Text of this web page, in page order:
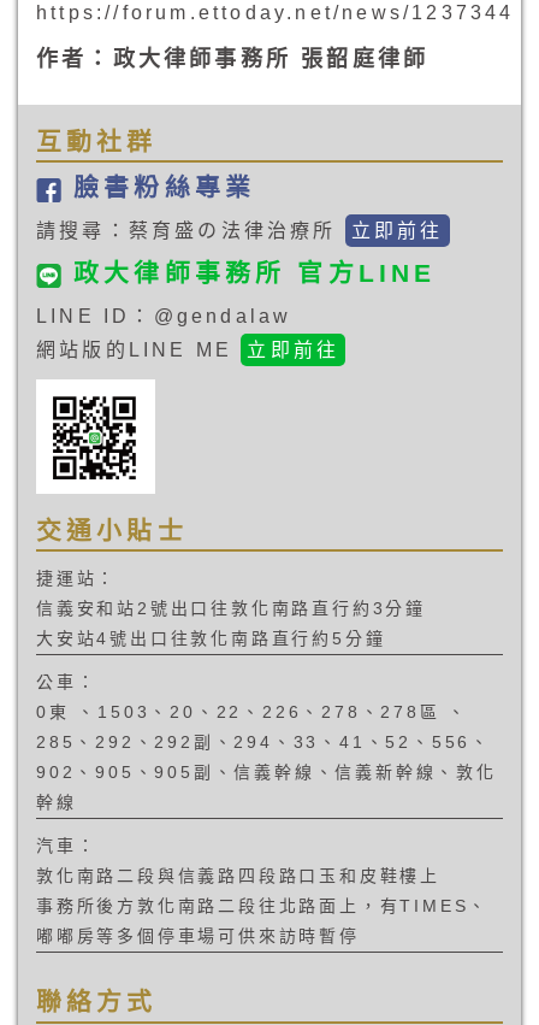
https://forum.ettoday.net/news/1237344
作者：政大律師事務所 張韶庭律師
互動社群
臉書粉絲專業
請搜尋：蔡育盛の法律治療所 立即前往
政大律師事務所 官方LINE
LINE ID：@gendalaw
網站版的LINE ME
立即前往
交通小貼士
捷運站：
信義安和站2號出口往敦化南路直行約3分鐘
大安站4號出口往敦化南路直行約5分鐘
公車：
0東 、1503、20、22、226、278、278區 、
285、292、292副、294、33、41、52、556、
902、905、905副、信義幹線、信義新幹線、敦化
幹線
汽車：
敦化南路二段與信義路四段路口玉和皮鞋樓上
事務所後方敦化南路二段往北路面上，有TIMES、
嘟嘟房等多個停車場可供來訪時暫停
聯絡方式